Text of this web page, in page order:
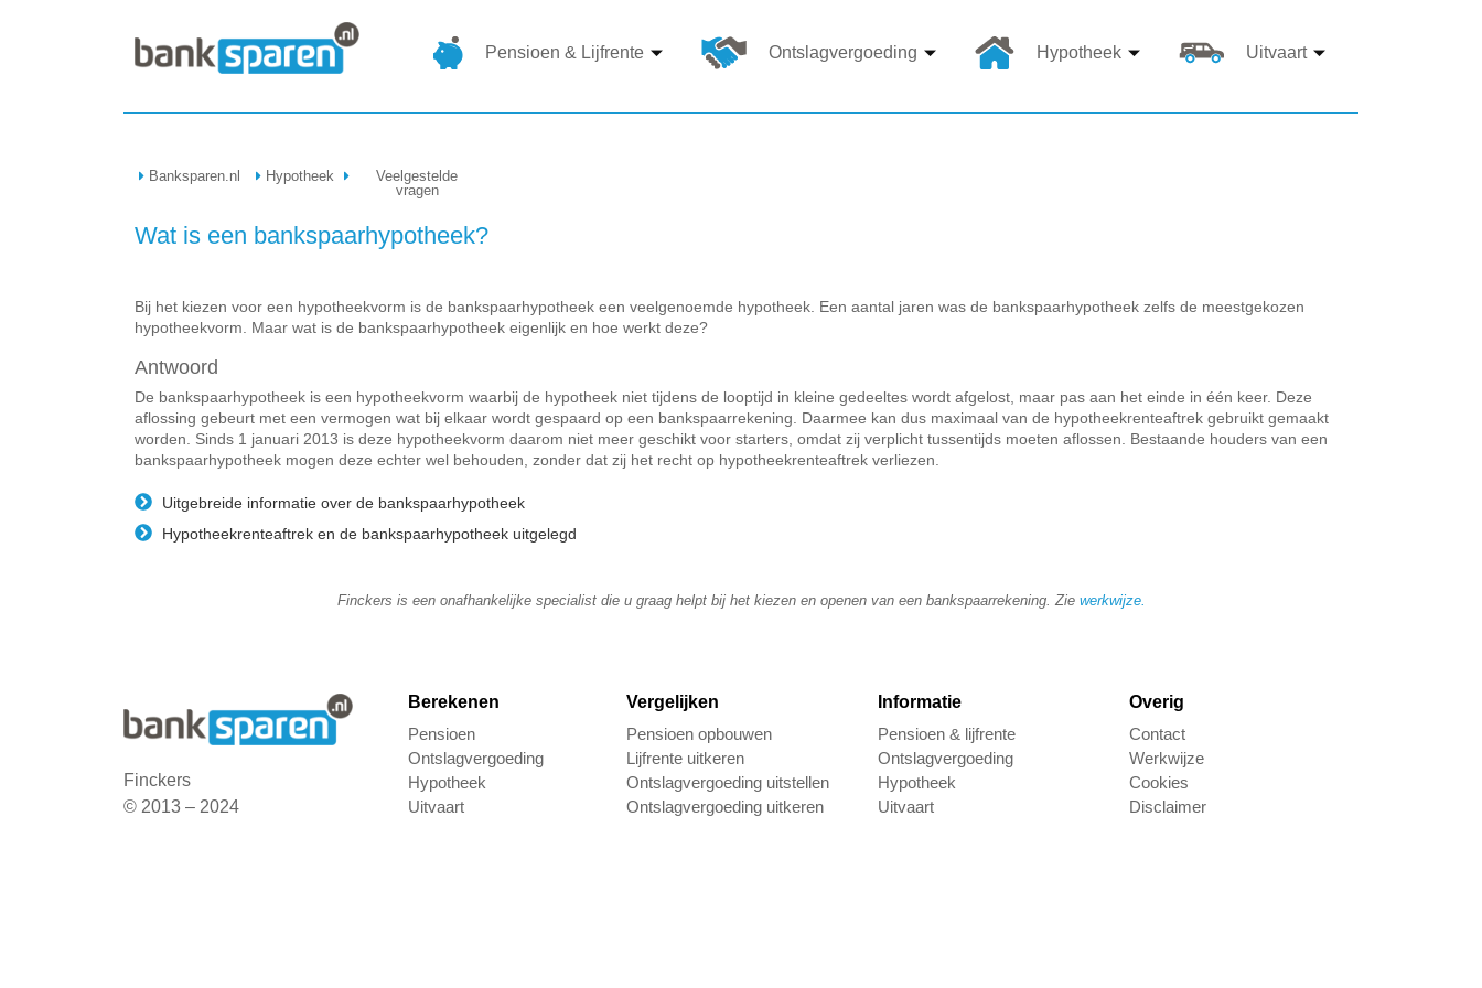
Pensioen & Lijfrente Ontslagvergoeding Hypotheek Uitvaart
Banksparen.nl Hypotheek
Veelgestelde
vragen
Wat is een bankspaarhypotheek?
Bij het kiezen voor een hypotheekvorm is de bankspaarhypotheek een veelgenoemde hypotheek. Een aantal jaren was de bankspaarhypotheek zelfs de meestgekozen
hypotheekvorm. Maar wat is de bankspaarhypotheek eigenlijk en hoe werkt deze?
Antwoord
De bankspaarhypotheek is een hypotheekvorm waarbij de hypotheek niet tijdens de looptijd in kleine gedeeltes wordt afgelost, maar pas aan het einde in één keer. Deze
aflossing gebeurt met een vermogen wat bij elkaar wordt gespaard op een bankspaarrekening. Daarmee kan dus maximaal van de hypotheekrenteaftrek gebruikt gemaakt
worden. Sinds 1 januari 2013 is deze hypotheekvorm daarom niet meer geschikt voor starters, omdat zij verplicht tussentijds moeten aflossen. Bestaande houders van een
bankspaarhypotheek mogen deze echter wel behouden, zonder dat zij het recht op hypotheekrenteaftrek verliezen.
Uitgebreide informatie over de bankspaarhypotheek
Hypotheekrenteaftrek en de bankspaarhypotheek uitgelegd
Finckers is een onafhankelijke specialist die u graag helpt bij het kiezen en openen van een bankspaarrekening. Zie werkwijze.
Finckers
© 2013 – 2024
Berekenen
Pensioen
Ontslagvergoeding
Hypotheek
Uitvaart
Vergelijken
Pensioen opbouwen
Lijfrente uitkeren
Ontslagvergoeding uitstellen
Ontslagvergoeding uitkeren
Informatie
Pensioen & lijfrente
Ontslagvergoeding
Hypotheek
Uitvaart
Overig
Contact
Werkwijze
Cookies
Disclaimer